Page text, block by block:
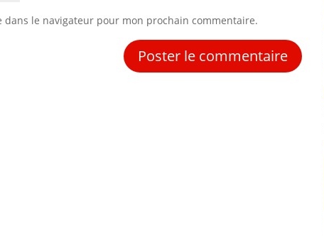
le navigateur pour mon prochain commentaire.